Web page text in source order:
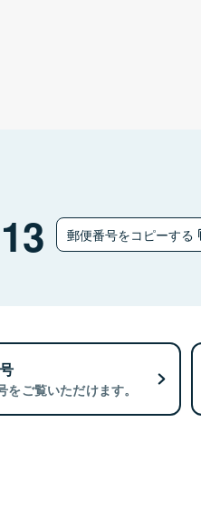
郵便番号をコピーする
ご覧いただけます。